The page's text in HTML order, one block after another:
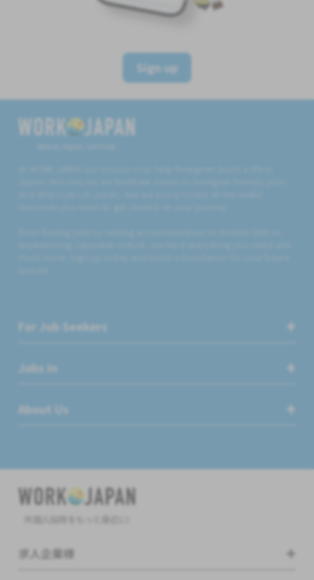
Sign up
For Job Seekers
Jobs in
About Us
求人企業様